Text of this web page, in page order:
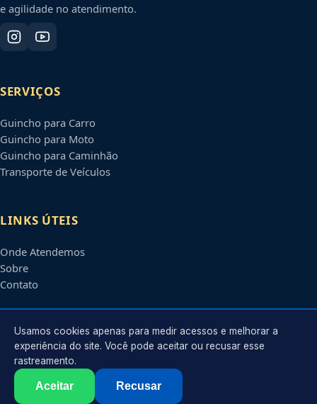
e agilidade no atendimento.
SERVIÇOS
Guincho para Carro
Guincho para Moto
Guincho para Caminhão
Transporte de Veículos
LINKS ÚTEIS
Onde Atendemos
Sobre
Contato
CONTATO
Atendimento em
contato@guinchosbrasiliadf.com.br
2026 Brasília . Todos os direitos reservados.
Usamos cookies apenas para medir acessos e melhorar a
experiência do site. Você pode aceitar ou recusar esse
rastreamento.
Aceitar Recusar